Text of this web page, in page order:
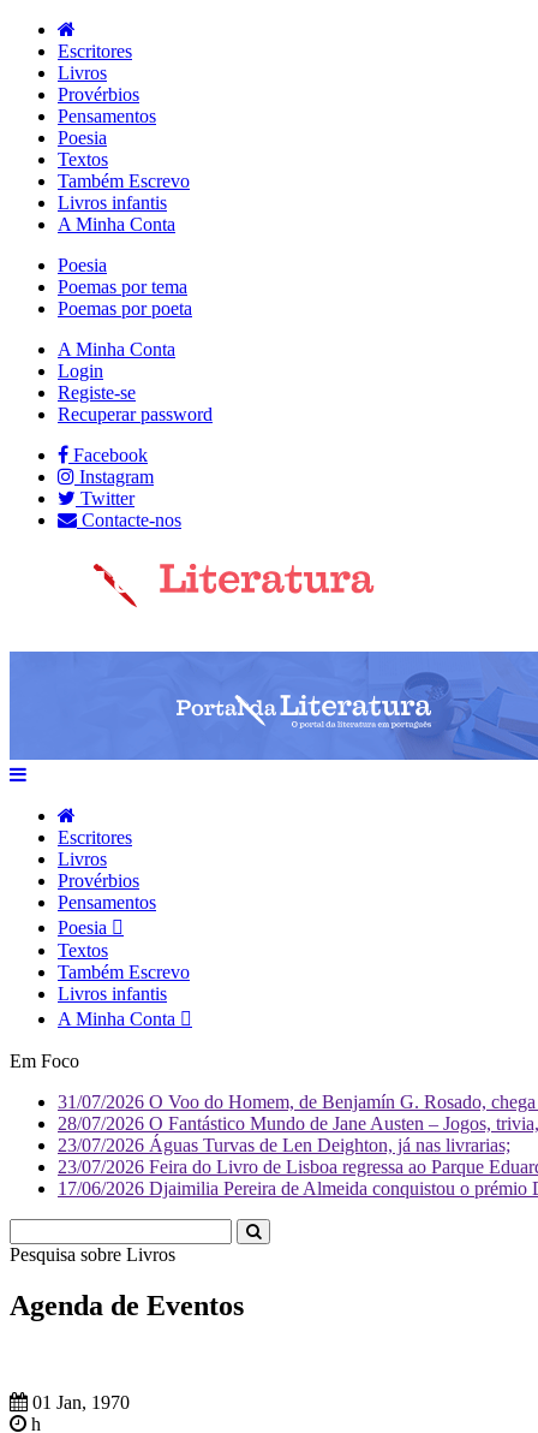
Escritores
Livros
Provérbios
Pensamentos
Poesia
Textos
Também Escrevo
Livros infantis
A Minha Conta
Poesia
Poemas por tema
Poemas por poeta
A Minha Conta
Login
Registe-se
Recuperar password
Facebook
Instagram
Twitter
Contacte-nos
Escritores
Livros
Provérbios
Pensamentos
Poesia
Textos
Também Escrevo
Livros infantis
A Minha Conta
Em Foco
31/07/2026 O Voo do Homem, de Benjamín G. Rosado,
28/07/2026 O Fantástico Mundo de Jane Austen – Jogos,
23/07/2026 Águas Turvas de Len Deighton, já nas livrarias;
23/07/2026 Feira do Livro de Lisboa regressa ao Parque
17/06/2026 Djaimilia Pereira de Almeida conquistou o
Pesquisa sobre Liv
Agenda de Eventos
01 Jan, 1970
h